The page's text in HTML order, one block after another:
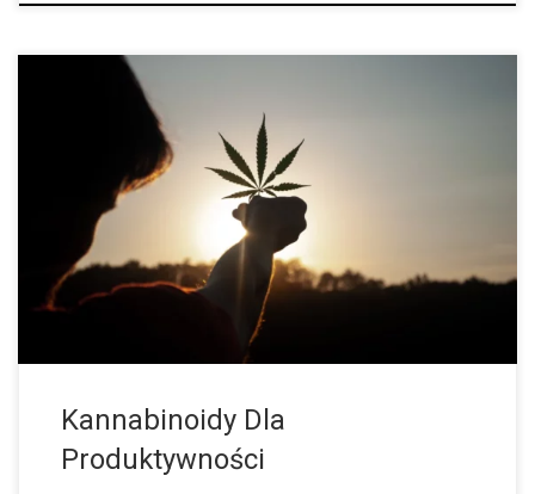
Jak Marihuana Może Zwiększyć Wydajność? Konopie indyjskie i
produktywność początkowo wydają się być sprzeczne, ale
kannabinoidy mogą rzeczywiście zwiększyć produktywność.
Społeczny wizerunek ćpuna polega na tym, że ćpuny leżą leniwie
Kannabinoidy Dla
Produktywności